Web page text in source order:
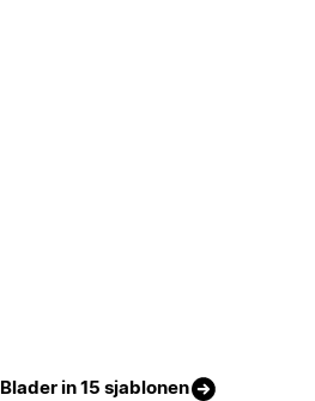
Blader in 15 sjablonen